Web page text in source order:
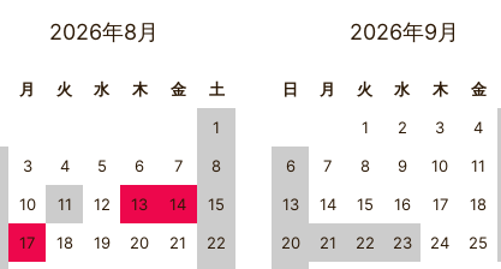
2026年8月
月 火 水 木 金
土
1
3 4 5 6 7
8
10 11 12 13 14
15
17 18 19 20 21
22
2026年9月
日 月 火 水 木 金
1
2 3 4
6
7 8 9 10 11
13
14 15 16 17 18
20
21 22 23 24 25